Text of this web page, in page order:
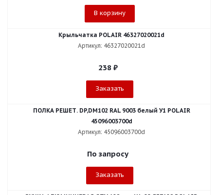
В корзину
Крыльчатка POLAIR 46327020021d
Артикул: 46327020021d
238₽
Заказать
ПОЛКА РЕШЕТ. DP,DM102 RAL 9003 белый У1 POLAIR
45096003700d
Артикул: 45096003700d
По запросу
Заказать